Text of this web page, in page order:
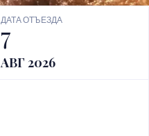
ДАТА ОТЪЕЗДА
7
АВГ 2026